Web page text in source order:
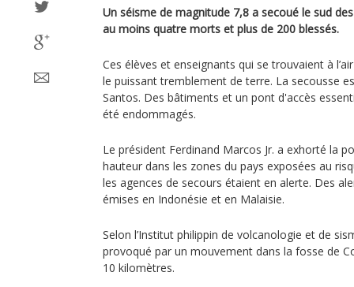
Un séisme de magnitude 7,8 a secoué le sud
au moins quatre morts et plus de 200 blessés.
Ces élèves et enseignants qui se trouvaient à
le puissant tremblement de terre. La secousse
Santos. Des bâtiments et un pont d'accès
été endommagés.
Le président Ferdinand Marcos Jr. a exhorté la
hauteur dans les zones du pays exposées au
les agences de secours étaient en alerte. Des
émises en Indonésie et en Malaisie.
Selon l’Institut philippin de volcanologie et de
provoqué par un mouvement dans la fosse de
10 kilomètres.